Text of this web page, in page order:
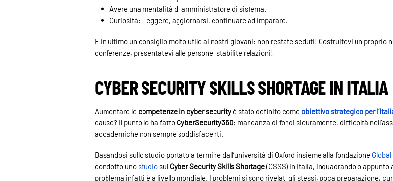
Avere una mentalità di amministratore di sistema.
Curiosità: Leggere, aggiornarsi, continuare ad imparare.
E in ultimo un consiglio molto utile ai nostri giovani: non restate seduti! Costruitevi un proprio
conferenze, presentatevi alle persone, stabilite relazioni!
CYBER SECURITY SKILLS SHORTAGE IN ITALIA
Aumentare le competenze in cyber security è stato definito come obiettivo strategico per
cause? Il punto lo ha fatto CyberSecurity360: mancanza di fondi sicuramente, difficoltà
accademiche non sempre soddisfacenti.
Basandosi sullo studio portato a termine dall’università di Oxford insieme alla fondazione
condotto uno studio sul Cyber Security Skills Shortage(CSSS) in Italia, inquadrandolo
problema infatti è a livello mondiale. I problemi si sono rivelati gli stessi, poca preparazione,